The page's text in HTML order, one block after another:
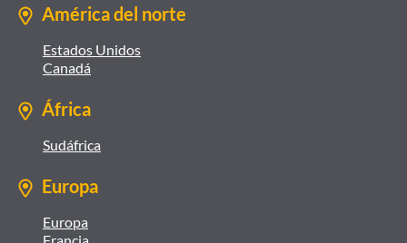
América del norte
Estados Unidos
Canadá
África
Sudáfrica
Europa
Europa